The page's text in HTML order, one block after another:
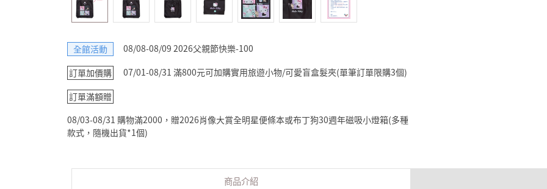
全館活動
08/08-08/09 2026父親節快樂-100
訂單加價購
07/01-08/31 滿800元可加購實用旅遊小物/可愛盲盒髮夾(單筆訂單限購3個)
訂單滿額贈
08/03-08/31 購物滿2000，贈2026肖像大賞全明星便條本或布丁狗30週年磁吸小燈箱(多種
款式，隨機出貨*1個)
商品介紹